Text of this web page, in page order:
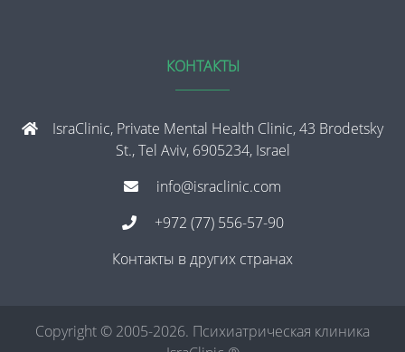
КОНТАКТЫ
IsraClinic, Private Mental Health Clinic, 43 Brodetsky
St., Tel Aviv, 6905234, Israel
info@israclinic.com
+972 (77) 556-57-90
Контакты в других странах
Copyright © 2005-2026. Психиатрическая клиника